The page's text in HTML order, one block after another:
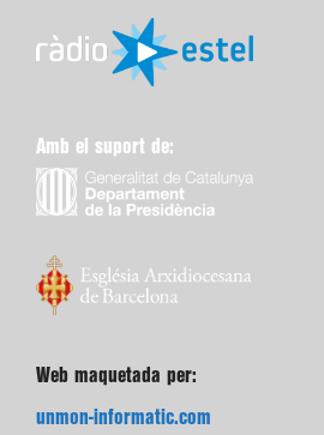
Amb el suport de:
Web maquetada per:
unmon-informatic.com